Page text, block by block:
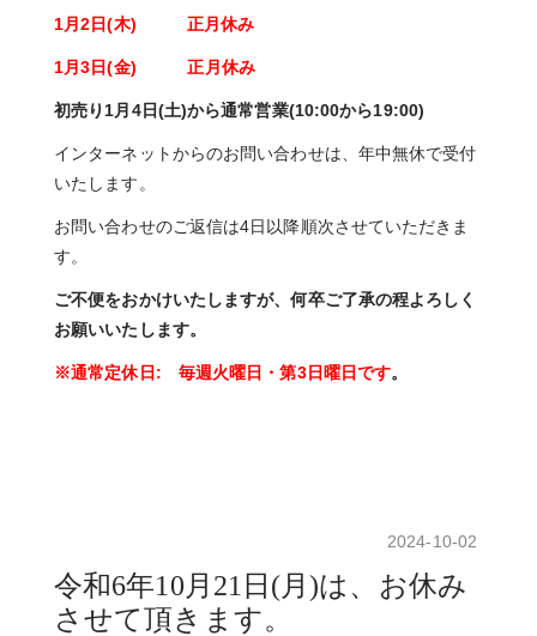
1月2日(木) 正月休み
1月3日(金) 正月休み
初売り1月4日(土)から通常営業(10:00から19:00)
インターネットからのお問い合わせは、年中無休で受付
いたします。
お問い合わせのご返信は4日以降順次させていただきま
す。
ご不便をおかけいたしますが、何卒ご了承の程よろしく
お願いいたします。
※通常定休日: 毎週火曜日・第3日曜日です。
2024-10-02
令和6年10月21日(月)は、お休み
させて頂きます。